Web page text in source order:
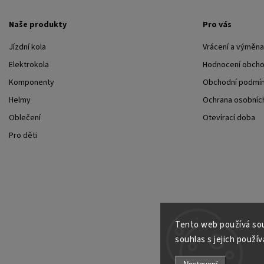
Tento web používá
souhlas s jejich
Naše produkty
Jízdní kola
Elektrokola
Komponenty
Helmy
Oblečení
Pro děti
Pro vás
Vrácení a
Hodnocení
Obchodní
Ochrana
Otevírací doba